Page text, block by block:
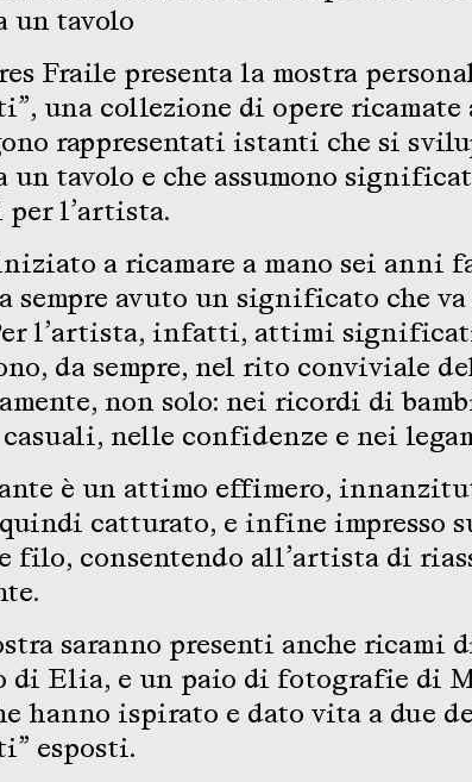
un tavolo
Fraile presenta la mostra
una collezione di opere ricamate
rappresentati istanti che si
un tavolo e che assumono
l’artista.
a ricamare a mano sei anni
sempre avuto un significato che
l’artista, infatti, attimi
da sempre, nel rito conviviale
non solo: nei ricordi di
nelle confidenze e nei
è un attimo effimero,
catturato, e infine impresso
filo, consentendo all’artista di
saranno presenti anche ricami
di Elia, e un paio di fotografie di
hanno ispirato e dato vita a due
esposti.